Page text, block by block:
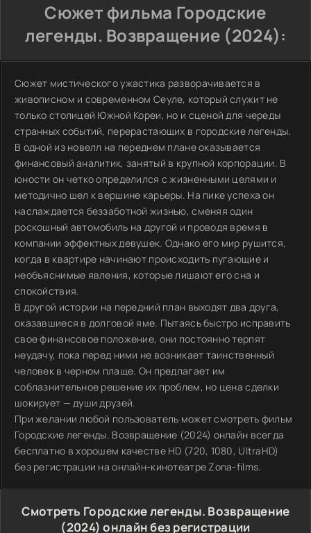
Сюжет фильма Городские
легенды. Возвращение (2024):
Сюжет мистического ужастика разворачивается в
живописном и современном Сеуле, который служит не
только столицей Южной Кореи, но и сценой для череды
странных событий, перерастающих в городские легенды.
В одной из новелл на переднем плане оказывается
финансовый аналитик, занятый в крупной корпорации. В
юности он четко определился с жизненными целями и
методично шел к вершине карьеры. На пике успеха он
наслаждается беззаботной жизнью, сменяя один
роскошный автомобиль на другой и проводя время в
компании эффектных девушек. Однако его мир рушится,
когда в квартире начинают происходить пугающие и
необъяснимые явления, которые лишают его сна и
спокойствия.
В другой истории на передний план выходят два друга,
оказавшиеся в долговой яме. Пытаясь быстро исправить
свое финансовое положение, они постоянно терпят
неудачу, пока перед ними не возникает таинственный
человек в черном плаще. Он предлагает им
соблазнительное решение их проблем, но цена сделки
шокирует — души друзей.
При желании любой пользователь может смотреть фильм
Городские легенды. Возвращение (2024) онлайн всегда
бесплатно в хорошем качестве HD (720, 1080, UltraHD)
без регистрации на онлайн-кинотеатре Zona-films.
Смотреть Городские легенды. Возвращение
(2024) онлайн без регистрации